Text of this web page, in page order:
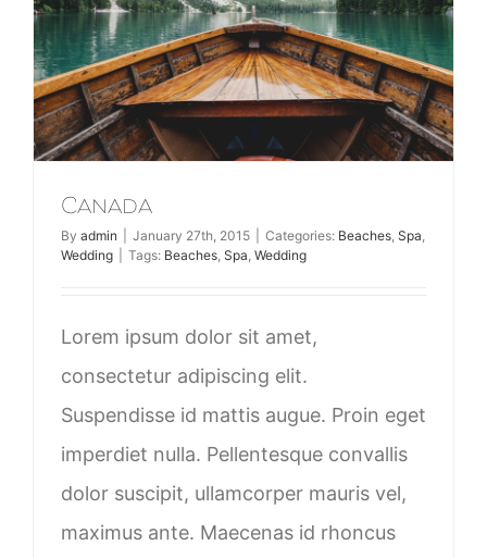
Canada
By admin January 27th, 2015 Categories: Beaches, Spa
Wedding
Tags: Beaches, Spa Wedding
Lorem ipsum dolor sit amet,
consectetur adipiscing elit.
Suspendisse id mattis augue. Proin eget
imperdiet nulla. Pellentesque convallis
dolor suscipit, ullamcorper mauris vel,
maximus ante. Maecenas id rhoncus